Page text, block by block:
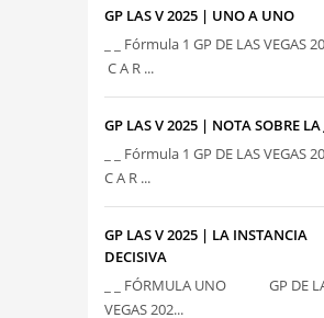
GP LAS V 2025 | UNO A UNO
_ _ Fórmula 1 GP DE LAS VEGAS
C A R ...
GP LAS V 2025 | NOTA SOBRE LA
_ _ Fórmula 1 GP DE LAS VEGAS
C A R ...
GP LAS V 2025 | LA INSTANCIA
DECISIVA
_ _ FÓRMULA UNO GP DE
VEGAS 202...